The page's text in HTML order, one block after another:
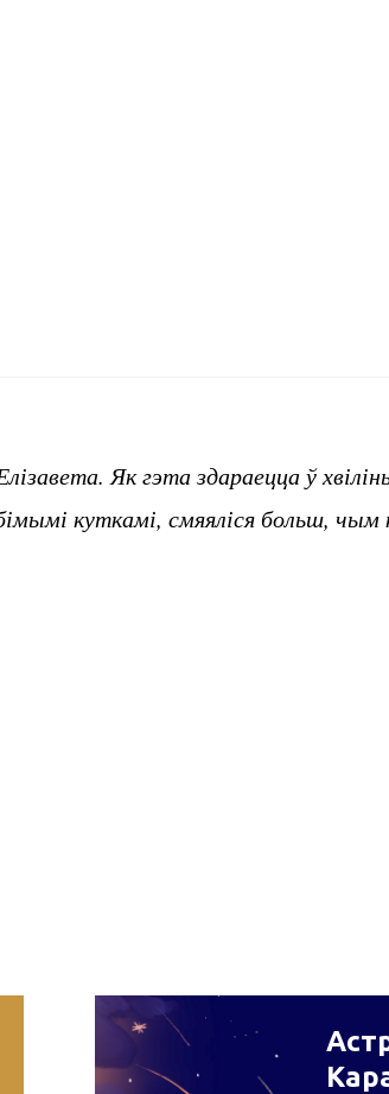
Як гэта здараецца ў
куткамі, смяяліся больш, чым